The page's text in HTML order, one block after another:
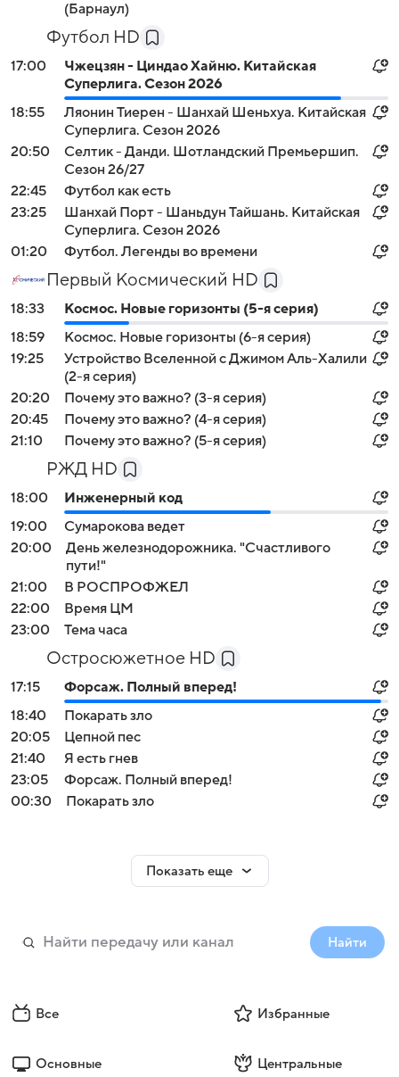
(Барнаул)
Футбол HD
17:00
Чжецзян - Циндао Хайню. Китайская
Суперлига. Сезон 2026
18:55
Ляонин Тиерен - Шанхай Шеньхуа. Китайская
Суперлига. Сезон 2026
20:50
Селтик - Данди. Шотландский Премьершип.
Сезон 26/27
22:45
Футбол как есть
23:25
Шанхай Порт - Шаньдун Тайшань. Китайская
Суперлига. Сезон 2026
01:20
Футбол. Легенды во времени
Первый Космический HD
18:33
Космос. Новые горизонты (5-я серия)
18:59
Космос. Новые горизонты (6-я серия)
19:25
Устройство Вселенной с Джимом Аль-Халили
(2-я серия)
20:20
Почему это важно? (3-я серия)
20:45
Почему это важно? (4-я серия)
21:10
Почему это важно? (5-я серия)
РЖД HD
18:00
Инженерный код
19:00
Сумарокова ведет
20:00
День железнодорожника. "Счастливого
пути!"
21:00
В РОСПРОФЖЕЛ
22:00
Время ЦМ
23:00
Тема часа
Остросюжетное HD
17:15
Форсаж. Полный вперед!
18:40
Покарать зло
20:05
Цепной пес
21:40
Я есть гнев
23:05
Форсаж. Полный вперед!
00:30
Покарать зло
Показать еще
Найти
Все Избранные
Основные Центральные